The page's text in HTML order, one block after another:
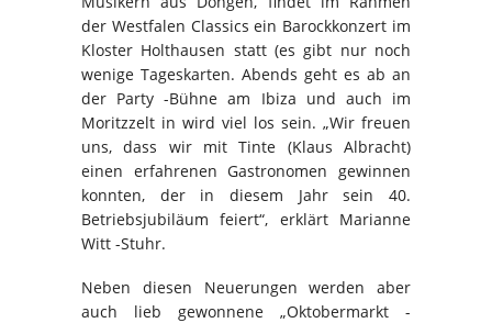
der Westfalen Classics ein Barockkonzert im
Kloster Holthausen statt (es gibt nur noch
wenige Tageskarten. Abends geht es ab an
der Party -Bühne am Ibiza und auch im
Moritzzelt in wird viel los sein. „Wir freuen
uns, dass wir mit Tinte (Klaus Albracht)
einen erfahrenen Gastronomen gewinnen
konnten, der in diesem Jahr sein 40.
Betriebsjubiläum feiert“, erklärt Marianne
Witt -Stuhr.
Neben diesen Neuerungen werden aber
auch lieb gewonnene „Oktobermarkt -